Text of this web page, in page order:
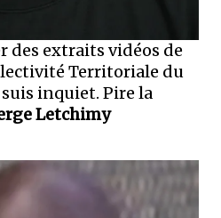
des extraits vidéos de
Territoriale du
inquiet. Pire la
Letchimy